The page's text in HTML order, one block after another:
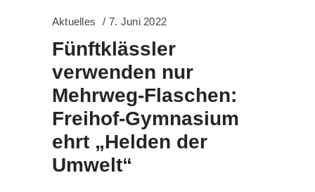
Aktuelles 7. Juni 2022
Fünftklässler
verwenden nur
Mehrweg-Flaschen:
Freihof-Gymnasium
ehrt „Helden der
Umwelt“